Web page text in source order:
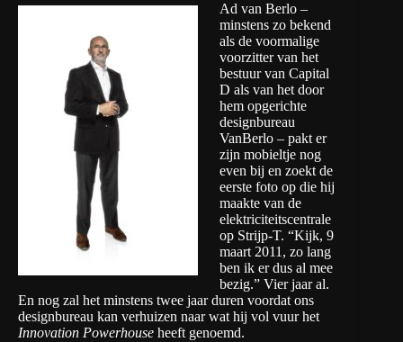
Ad van Berlo –
minstens zo bekend
als de voormalige
voorzitter van het
bestuur van Capital
D als van het door
hem opgerichte
designbureau
VanBerlo – pakt er
zijn mobieltje nog
even bij en zoekt de
eerste foto op die hij
maakte van de
elektriciteitscentrale
op Strijp-T. “Kijk, 9
maart 2011, zo lang
ben ik er dus al mee
bezig.” Vier jaar al.
En nog zal het minstens twee jaar duren voordat ons
designbureau kan verhuizen naar wat hij vol vuur het
Innovation Powerhouse heeft genoemd.